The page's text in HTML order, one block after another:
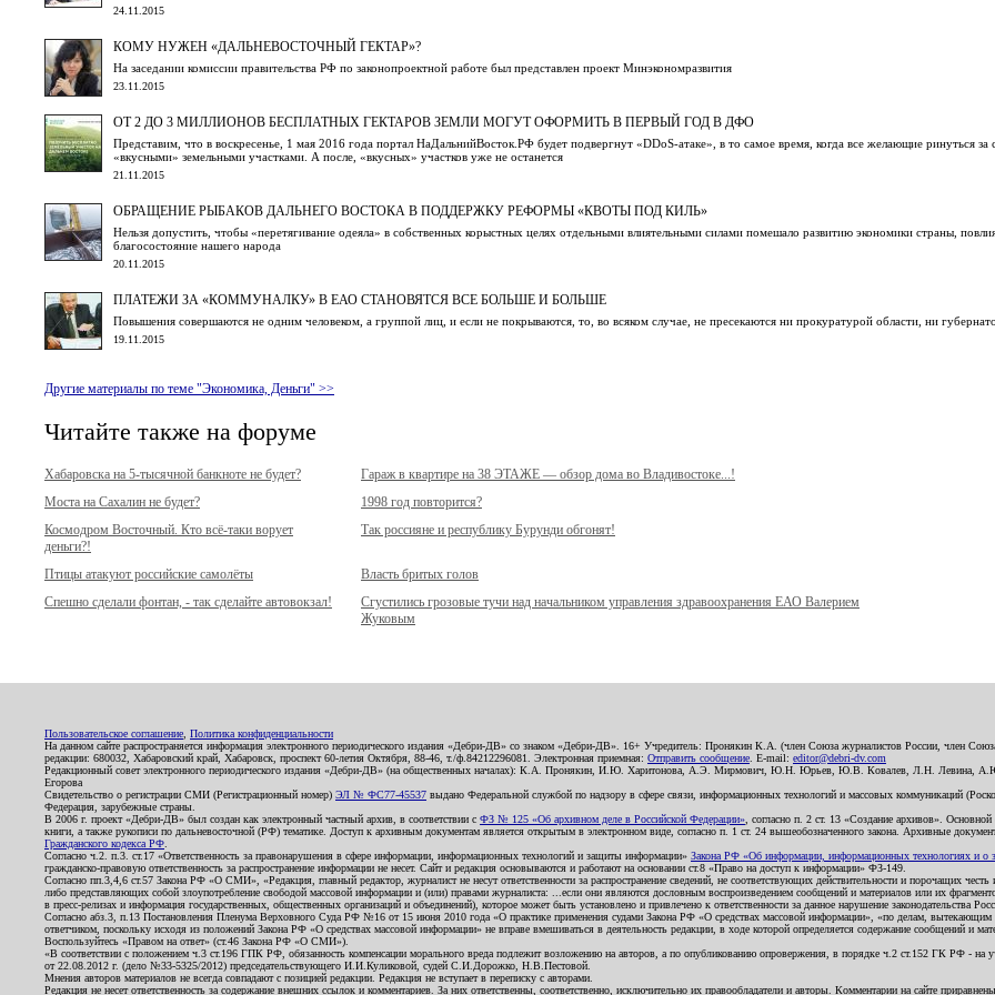
24.11.2015
КОМУ НУЖЕН «ДАЛЬНЕВОСТОЧНЫЙ ГЕКТАР»?
На заседании комиссии правительства РФ по законопроектной работе был представлен проект Минэкономразвития
23.11.2015
ОТ 2 ДО 3 МИЛЛИОНОВ БЕСПЛАТНЫХ ГЕКТАРОВ ЗЕМЛИ МОГУТ ОФОРМИТЬ В ПЕРВЫЙ ГОД В ДФО
Представим, что в воскресенье, 1 мая 2016 года портал НаДальнийВосток.РФ будет подвергнут «DDoS-атаке», в то самое время, когда все желающие ринуться за
«вкусными» земельными участками. А после, «вкусных» участков уже не останется
21.11.2015
ОБРАЩЕНИЕ РЫБАКОВ ДАЛЬНЕГО ВОСТОКА В ПОДДЕРЖКУ РЕФОРМЫ «КВОТЫ ПОД КИЛЬ»
Нельзя допустить, чтобы «перетягивание одеяла» в собственных корыстных целях отдельными влиятельными силами помешало развитию экономики страны,
благосостояние нашего народа
20.11.2015
ПЛАТЕЖИ ЗА «КОММУНАЛКУ» В ЕАО СТАНОВЯТСЯ ВСЕ БОЛЬШЕ И БОЛЬШЕ
Повышения совершаются не одним человеком, а группой лиц, и если не покрываются, то, во всяком случае, не пресекаются ни прокуратурой области, ни
19.11.2015
Другие материалы по теме "Экономика, Деньги" >>
Читайте также на форуме
Хабаровска на 5-тысячной банкноте не будет?
Гараж в квартире на 38 ЭТАЖЕ — обзор дома во Владивостоке...!
Моста на Сахалин не будет?
1998 год повторится?
Космодром Восточный. Кто всё-таки ворует
деньги?!
Так россияне и республику Бурунди обгонят!
Птицы атакуют российские самолёты
Власть бритых голов
Спешно сделали фонтан, - так сделайте автовокзал!
Сгустились грозовые тучи над начальником управления здравоохранения ЕАО Валерием
Жуковым
Пользовательское соглашение Политика конфиденциальности
На данном сайте распространяется информация электронного периодического издания «Дебри-ДВ» со знаком «Дебри-ДВ». 16+ Учредитель: Пронякин К.А. (член Союза журналистов России, член
редакции: 680032, Хабаровский край, Хабаровск, проспект 60-летия Октября, 88-46, т./ф.84212296081. Электронная приемная: Отправить сообщение . E-mail: editor@debri-dv.com
Редакционный совет электронного периодического издания «Дебри-ДВ» (на общественных началах): К.А. Пронякин, И.Ю. Харитонова, А.Э. Мирмович, Ю.Н. Юрьев, Ю.В. Ковалев, Л.Н.
Егорова
Свидетельство о регистрации СМИ (Регистрационный номер) ЭЛ № ФС77-45537 выдано Федеральной службой по надзору в сфере связи, информационных технологий и массовых коммуникаций
Федерация, зарубежные страны.
В 2006 г. проект «Дебри-ДВ» был создан как электронный частный архив, в соответствии с ФЗ № 125 «Об архивном деле в Российской Федерации» , согласно п. 2 ст. 13 «Создание архивов».
книги, а также рукописи по дальневосточной (РФ) тематике. Доступ к архивным документам является открытым в электронном виде, согласно п. 1 ст. 24 вышеобозначенного закона. Архивные
Гражданского кодекса РФ
Согласно ч.2. п.3. ст.17 «Ответственность за правонарушения в сфере информации, информационных технологий и защиты информации» Закона РФ «Об информации, информационных технологиях и о
гражданско-правовую ответственность за распространение информации не несет. Сайт и редакция основываются и работают на основании ст.8 «Право на доступ к информации» ФЗ-149.
Согласно пп.3,4,6 ст.57 Закона РФ «О СМИ», «Редакция, главный редактор, журналист не несут ответственности за распространение сведений, не соответствующих действительности и порочащих
либо представляющих собой злоупотребление свободой массовой информации и (или) правами журналиста: ...если они являются дословным воспроизведением сообщений и материалов или их
в пресс-релизах и информация государственных, общественных организаций и объединений), которое может быть установлено и привлечено к ответственности за данное нарушение законодательства
Согласно абз.3, п.13 Постановления Пленума Верховного Суда РФ №16 от 15 июня 2010 года «О практике применения судами Закона РФ «О средствах массовой информации», «по делам, вытекающим
ответчиком, поскольку исходя из положений Закона РФ «О средствах массовой информации» не вправе вмешиваться в деятельность редакции, в ходе которой определяется содержание сообщений и
Воспользуйтесь «Правом на ответ» (ст.46 Закона РФ «О СМИ»).
«В соответствии с положением ч.3 ст.196 ГПК РФ, обязанность компенсации морального вреда подлежит возложению на авторов, а по опубликованию опровержения, в порядке ч.2 ст.152 ГК РФ - на
от 22.08.2012 г. (дело №33-5325/2012) председательствующего И.И.Куликовой, судей С.И.Дорожко, Н.В.Пестовой.
Мнения авторов материалов не всегда совпадают с позицией редакции. Редакция не вступает в переписку с авторами.
Редакция не несет ответственность за содержание внешних ссылок и комментариев. За них ответственны, соответственно, исключительно их правообладатели и авторы. Комментарии на сайте